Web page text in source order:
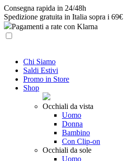
Skip
to
content
Consegna rapida in 24/48h
Spedizione gratuita in Italia sopra i 69€
Pagamenti a rate con Klarna
Chi Siamo
Saldi Estivi
Promo in Store
Shop
Occhiali da vista
Uomo
Donna
Bambino
Con Clip-on
Occhiali da sole
Uomo